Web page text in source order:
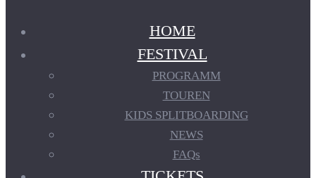
HOME
FESTIVAL
PROGRAMM
TOUREN
KIDS SPLITBOARDING
NEWS
FAQs